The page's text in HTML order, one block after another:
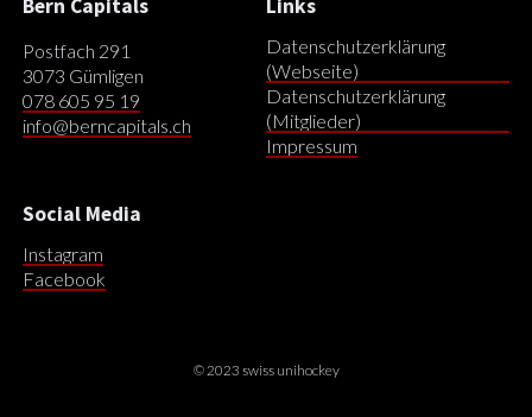
Bern Capitals
Postfach 291
3073 Gümligen
078 605 95 19
info@berncapitals.ch
Links
Datenschutzerklärung
(Webseite)
Datenschutzerklärung
(Mitglieder)
Impressum
Social Media
Instagram
Facebook
© 2023 swiss unihockey